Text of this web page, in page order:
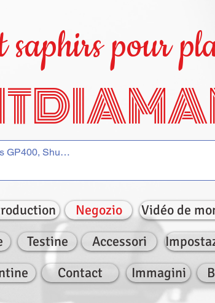
pour
Negozio Vidéo de
Testine Accessori
Contact Immagini